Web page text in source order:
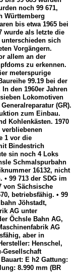
noch 99 671,
Württemberg
bis etwa 1965 bei
wurde als letzte die
unterschieden sich
Vorgängern.
allem an der
zu erkennen.
meterspurige
99.19 bei der
den 1960er Jahren
Lokomotiven
(GR).
zum Einbau.
Kohlenkästen. 1970
1 vor die
Bindestrich
sin noch 4 Loks
Schmalspurbahn
16132, nicht
99 713 der SDG im
von Sächsische
betriebsfähig. • 99
Jöhstadt,
AG unter
Öchsle Bahn AG,
AG
aber in
Henschel,
Gesellschaft
Bauart: E h2 Gattung:
8.990 mm (BR